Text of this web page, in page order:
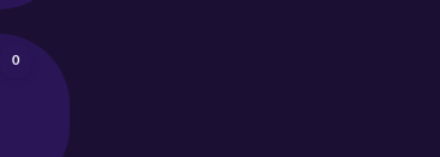
0